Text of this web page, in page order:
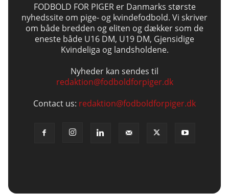
FODBOLD FOR PIGER er Danmarks største
nyhedssite om pige- og kvindefodbold. Vi skriver
om både bredden og eliten og dækker som de
eneste både U16 DM, U19 DM, Gjensidige
Kvindeliga og landsholdene.
Nyheder kan sendes til
redaktion@fodboldforpiger.dk
Contact us: redaktion@fodboldforpiger.dk